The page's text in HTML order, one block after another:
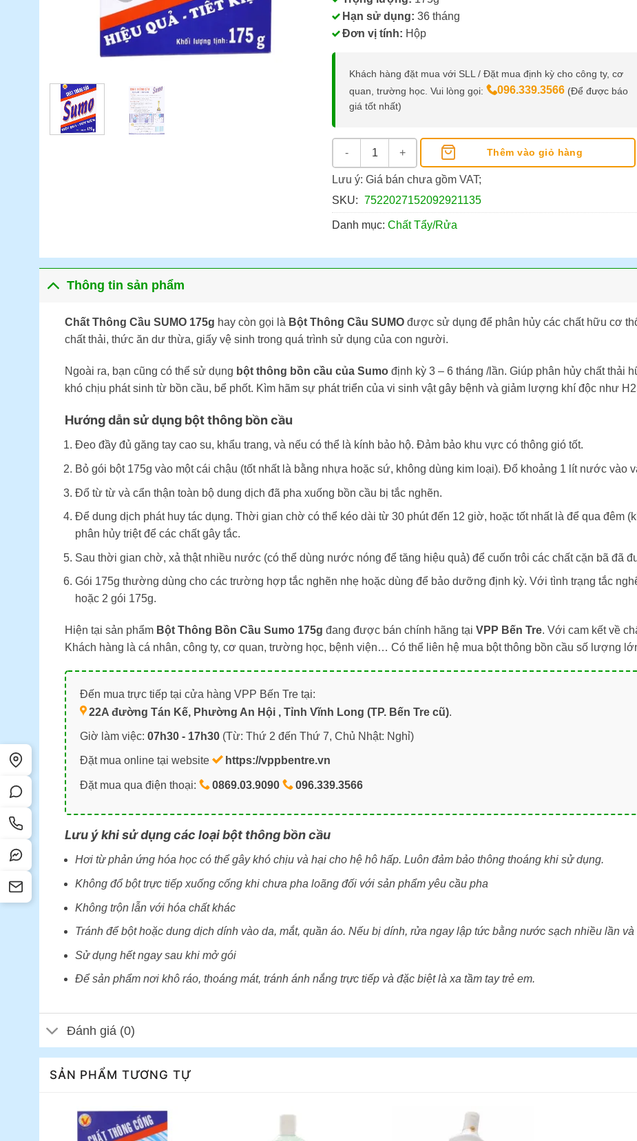
Hạn sử dụng: 36 tháng
Đơn vị tính: Hộp
Khách hàng đặt mua với SLL / Đặt mua định kỳ cho công ty, cơ
quan, trường học. Vui lòng gọi:
096.339.3566 (Để được báo
giá tốt nhất)
Bột Thông Bồn Cầu Sumo 175g số lượng
Thêm vào giỏ hàng
Lưu ý: Giá bán chưa gồm VAT;
SKU: 7522027152092921135
Danh mục: Chất Tẩy/Rửa
Thông tin sản phẩm
Chất Thông Cầu SUMO 175g hay còn gọi là Bột Thông Cầu SUMOđược sử dụng để phân hủy các chất hữu cơ
chất thải, thức ăn dư thừa, giấy vệ sinh trong quá trình sử dụng của con người.
Ngoài ra, bạn cũng có thể sử dụng bột thông bồn cầu của Sumođịnh kỳ 3 – 6 tháng /lần. Giúp phân hủy chất thải
khó chịu phát sinh từ bồn cầu, bể phốt. Kìm hãm sự phát triển của vi sinh vật gây bệnh và giảm lượng khí độc như
Hướng dẫn sử dụng bột thông bồn cầu
Đeo đầy đủ găng tay cao su, khẩu trang, và nếu có thể là kính bảo hộ. Đảm bảo khu vực có thông gió tốt.
Bỏ gói bột 175g vào một cái chậu (tốt nhất là bằng nhựa hoặc sứ, không dùng kim loại). Đổ khoảng 1 lít nước vào
Đổ từ từ và cẩn thận toàn bộ dung dịch đã pha xuống bồn cầu bị tắc nghẽn.
Để dung dịch phát huy tác dụng. Thời gian chờ có thể kéo dài từ 30 phút đến 12 giờ, hoặc tốt nhất là để qua đêm
phân hủy triệt để các chất gây tắc.
Sau thời gian chờ, xả thật nhiều nước (có thể dùng nước nóng để tăng hiệu quả) để cuốn trôi các chất cặn bã đã
Gói 175g thường dùng cho các trường hợp tắc nghẽn nhẹ hoặc dùng để bảo dưỡng định kỳ. Với tình trạng tắc
hoặc 2 gói 175g.
Hiện tại sản phẩm Bột Thông Bồn Cầu Sumo 175g đang được bán chính hãng tại VPP Bến Tre. Với cam kết về
Khách hàng là cá nhân, công ty, cơ quan, trường học, bệnh viện… Có thể liên hệ mua bột thông bồn cầu số lượng
Đến mua trực tiếp tại cửa hàng VPP Bến Tre tại:
22A đường Tán Kế, Phường An Hội , Tỉnh Vĩnh Long (TP. Bến Tre cũ).
Giờ làm việc: 07h30 - 17h30(Từ: Thứ 2 đến Thứ 7, Chủ Nhật: Nghỉ)
Đặt mua online tại website https://vppbentre.vn
Đặt mua qua điện thoại: 0869.03.9090 096.339.3566
Lưu ý khi sử dụng các loại bột thông bồn cầu
Hơi từ phản ứng hóa học có thể gây khó chịu và hại cho hệ hô hấp. Luôn đảm bảo thông thoáng khi sử dụng.
Không đổ bột trực tiếp xuống cống khi chưa pha loãng đối với sản phẩm yêu cầu pha
Không trộn lẫn với hóa chất khác
Tránh để bột hoặc dung dịch dính vào da, mắt, quần áo. Nếu bị dính, rửa ngay lập tức bằng nước sạch nhiều lần
Sử dụng hết ngay sau khi mở gói
Để sản phẩm nơi khô ráo, thoáng mát, tránh ánh nắng trực tiếp và đặc biệt là xa tầm tay trẻ em.
Đánh giá (0)
SẢN PHẨM TƯƠNG TỰ